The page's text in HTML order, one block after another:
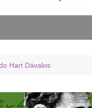
Hart Dávalos